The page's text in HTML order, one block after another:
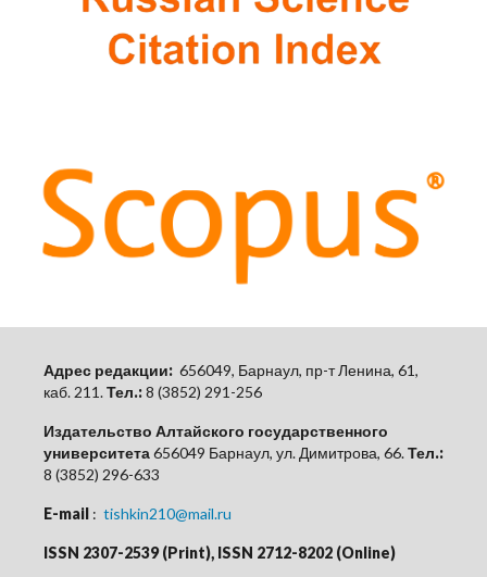
Адрес редакции: 656049, Барнаул, пр-т Ленина, 61,
каб. 211.Тел.:8 (3852) 291-256
Издательство Алтайского государственного
университета656049 Барнаул, ул. Димитрова, 66.Тел.:
8 (3852) 296-633
E-mail : tishkin210@mail.ru
ISSN 2307-2539 (Print), ISSN 2712-8202 (Online)